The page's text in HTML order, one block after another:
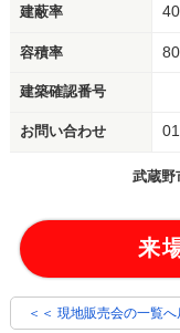
建蔽率
容積率
建築確認番号
お問い合わせ
武蔵野
来
＜＜ 現地販売会の一覧へ